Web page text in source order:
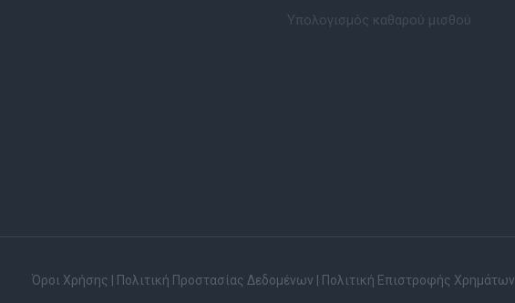
Υπολογισμός καθαρού μισθού
Όροι Χρήσης Πολιτική Προστασίας Δεδομένων Πολιτική Επιστροφής Χρημάτων